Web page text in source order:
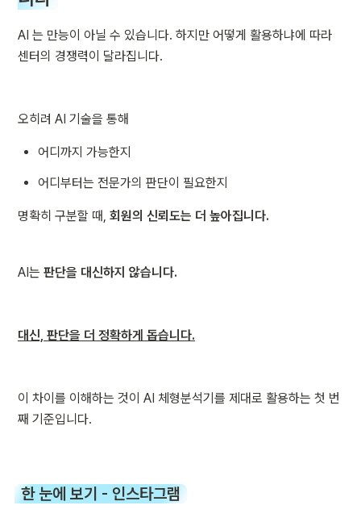
AI 는 만능이 아닐 수 있습니다. 하지만 어떻게 활용하냐에 따라
센터의 경쟁력이 달라집니다.
오히려 AI 기술을 통해
어디까지 가능한지
어디부터는 전문가의 판단이 필요한지
명확히 구분할 때, 회원의 신뢰도는 더 높아집니다.
AI는 판단을 대신하지 않습니다.
대신, 판단을 더 정확하게 돕습니다.
이 차이를 이해하는 것이 AI 체형분석기를 제대로 활용하는 첫 번
째 기준입니다.
한 눈에 보기 - 인스타그램